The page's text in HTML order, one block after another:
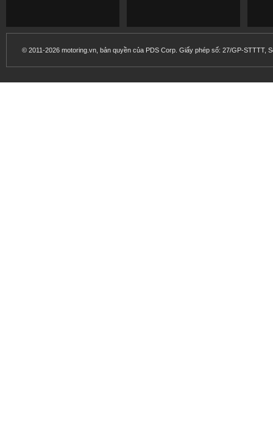
© 2011-2026 motoring.vn, bản quyền của PDS Corp. Giấy phép số: 27/GP-STTTT,